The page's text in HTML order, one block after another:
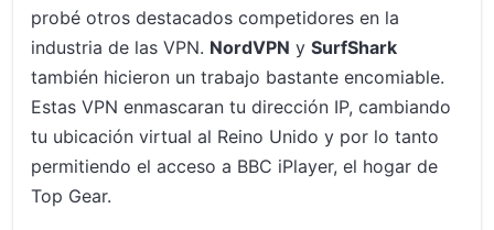
probé otros destacados competidores en la
industria de las VPN. NordVPN ySurfShark
también hicieron un trabajo bastante encomiable.
Estas VPN enmascaran tu dirección IP, cambiando
tu ubicación virtual al Reino Unido y por lo tanto
permitiendo el acceso a BBC iPlayer, el hogar de
Top Gear.